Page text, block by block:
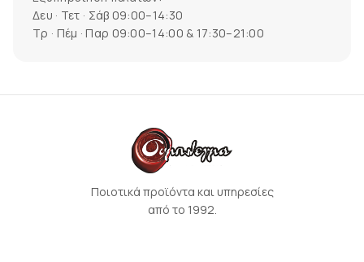
Δευ · Τετ · Σάβ 09:00–14:30
Τρ · Πέμ · Παρ 09:00–14:00 & 17:30–21:00
Ποιοτικά προϊόντα και υπηρεσίες
από το 1992.